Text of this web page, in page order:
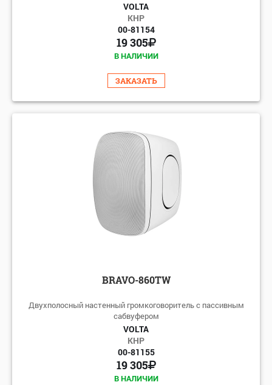
VOLTA
КНР
00-81154
19 305
В НАЛИЧИИ
ЗАКАЗАТЬ
BRAVO-860TW
Двухполосный настенный громкоговоритель с пассивным
сабвуфером
VOLTA
КНР
00-81155
19 305
В НАЛИЧИИ